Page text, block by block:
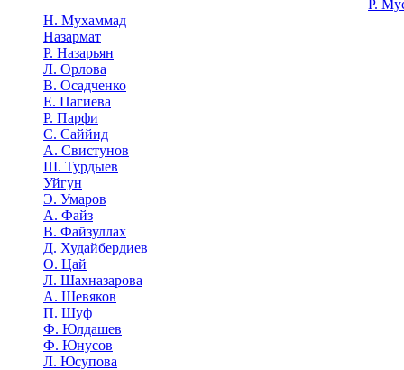
Р.
Н. Мухаммад
Назармат
Р. Назарьян
Л. Орлова
В. Осадченко
Е. Пагиева
Р. Парфи
С. Саййид
А. Свистунов
Ш. Турдыев
Уйгун
Э. Умаров
А. Файз
В. Файзуллах
Д. Худайбердиев
О. Цай
Л. Шахназарова
А. Шевяков
П. Шуф
Ф. Юлдашев
Ф. Юнусов
Л. Юсупова